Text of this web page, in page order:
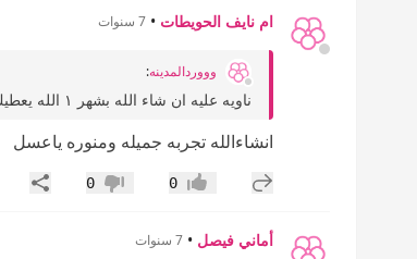
ام نايف الحويطات • 7 سنوات
وووردالمدينه:
ناويه عليه ان شاء الله بشهر ١ الله يعطيك العافيه لان اختي سوته وربي جميل وماندمت شعرها طويل...
انشاءالله تجربه جميله ومنوره ياعسل
إضافة رد جديد
إعجاب0 عدم إعجاب
0 مشاركة
أماني فيصل • 7 سنوات